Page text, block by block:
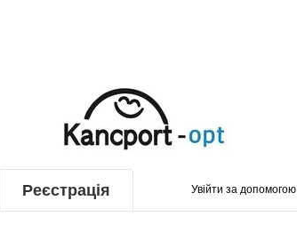
Реєстрація Увійти за допомогою